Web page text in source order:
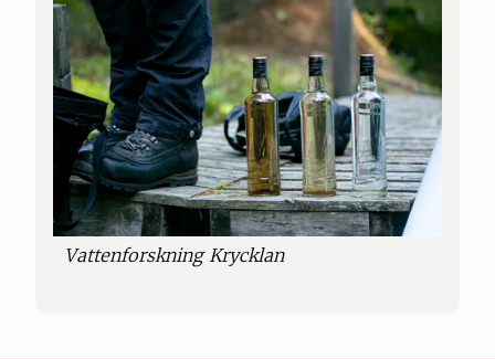
Vattenforskning Krycklan